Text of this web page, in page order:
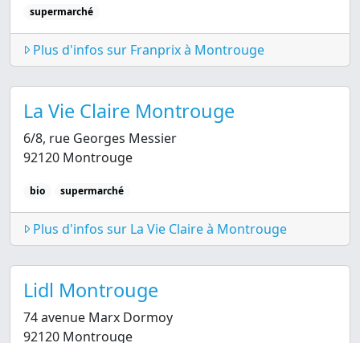
supermarché
Plus d'infos sur Franprix à Montrouge
La Vie Claire Montrouge
6/8, rue Georges Messier
92120 Montrouge
bio supermarché
Plus d'infos sur La Vie Claire à Montrouge
Lidl Montrouge
74 avenue Marx Dormoy
92120 Montrouge